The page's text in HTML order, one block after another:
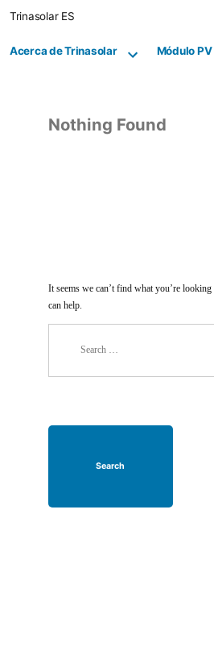
Trinasolar ES
Acerca de Trinasolar Módulo PV
Nothing Found
It seems we can’t find what you’re
can help.